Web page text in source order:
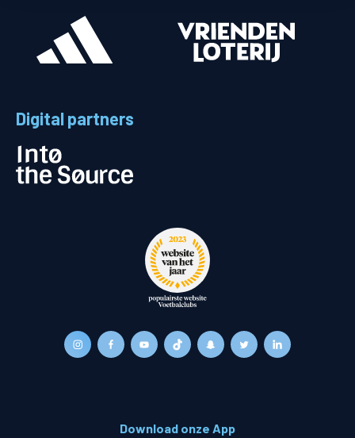
Digital partners
Download onze App